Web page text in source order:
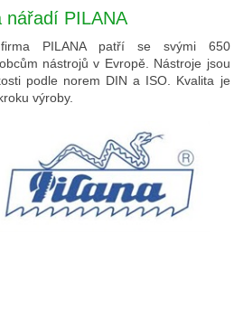
nářadí PILANA
PILANA patří se svými 650
nástrojů v Evropě. Nástroje jsou
podle norem DIN a ISO. Kvalita je
výroby.